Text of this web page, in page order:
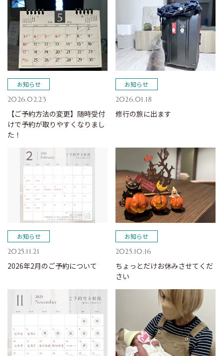
お知らせ
2026.02.23
【ご予約方法の変更】随時受付
けで予約が取りやすくなりまし
た！
お知らせ
2026.01.18
修行の旅に出ます
お知らせ
2025.11.21
2026年2月のご予約について
お知らせ
2025.10.16
ちょっとだけお休みさせてくだ
さい